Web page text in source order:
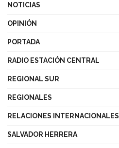
NOTICIAS
OPINIÓN
PORTADA
RADIO ESTACIÓN CENTRAL
REGIONAL SUR
REGIONALES
RELACIONES INTERNACIONALES
SALVADOR HERRERA